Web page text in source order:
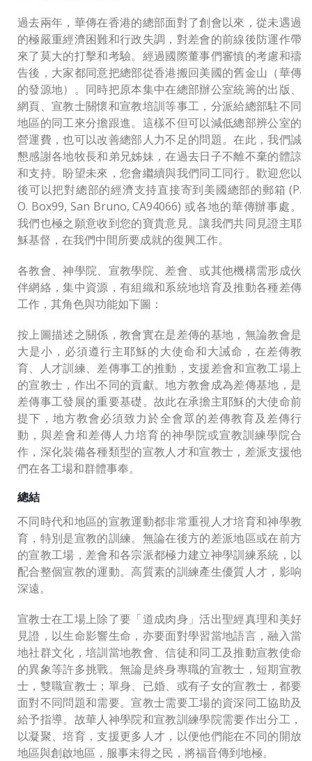
過去兩年，華傳在香港的總部面對了創會以來，從未遇過
的極嚴重經濟困難和行政失調，對差會的前線後防運作帶
來了莫大的打擊和考驗。經過國際董事們審慎的考慮和禱
告後，大家都同意把總部從香港搬回美國的舊金山（華傳
的發源地）。同時把原本集中在總部辦公室統籌的出版、
網頁、宣教士關懷和宣教培訓等事工，分派給總部駐不同
地區的同工來分擔跟進。這樣不但可以減低總部辨公室的
營運費，也可以改善總部人力不足的問題。在此，我們誠
懇感謝各地牧長和弟兄姊妹，在過去日子不離不棄的體諒
和支持。盼望未來，您會繼續與我們同工同行。歡迎您以
後可以把對總部的經濟支持直接寄到美國總部的郵箱 (P.
O. Box99, San Bruno, CA94066) 或各地的華傳辦事處。
我們也極之願意收到您的寶貴意見。讓我們共同見證主耶
穌基督，在我們中間所要成就的復興工作。
各教會、神學院、宣教學院、差會、或其他機構需形成伙
伴網絡，集中資源，有組織和系統地培育及推動各種差傳
工作，其角色與功能如下圖：
按上圖描述之關係，教會實在是差傳的基地，無論教會是
大是小，必須遵行主耶穌的大使命和大誡命，在差傳教
育、人才訓練、差傳事工的推動，支援差會和宣教工場上
的宣教士，作出不同的貢獻。地方教會成為差傳基地，是
差傳事工發展的重要基礎。故此在承擔主耶穌的大使命前
提下，地方教會必須致力於全會眾的差傳教育及差傳行
動，與差會和差傳人力培育的神學院或宣教訓練學院合
作，深化裝備各種類型的宣教人才和宣教士，差派支援他
們在各工場和群體事奉。
總結
不同時代和地區的宣教運動都非常重視人才培育和神學教
育，特別是宣教的訓練。無論在後方的差派地區或在前方
的宣教工場，差會和各宗派都極力建立神學訓練系統，以
配合整個宣教的運動。高質素的訓練產生優質人才，影响
深遠。
宣教士在工場上除了要「道成肉身」活出聖經真理和美好
見證，以生命影響生命，亦要面對學習當地語言，融入當
地社群文化，培訓當地教會、信徒和同工及推動宣教使命
的異象等許多挑戰。無論是終身專職的宣教士，短期宣教
士，雙職宣教士；單身、已婚、或有子女的宣教士，都要
面對不同問題和需要。宣教士需要工場的資深同工協助及
給予指導。故華人神學院和宣教訓練學院需要作出分工，
以凝聚、培育，支援更多人才，以便他們能在不同的開放
地區與創啟地區，服事未得之民，將福音傳到地極。